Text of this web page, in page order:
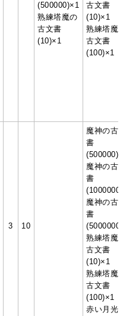
(500000)×1
熟練塔魔の
古文書
(10)×1
古文書
(10)×1
熟練塔魔
古文書
(100)×1
3 10
魔神の古
書
魔神の古
書
魔神の古
書
熟練塔魔
古文書
(10)×1
熟練塔魔
古文書
(100)×1
赤い月光